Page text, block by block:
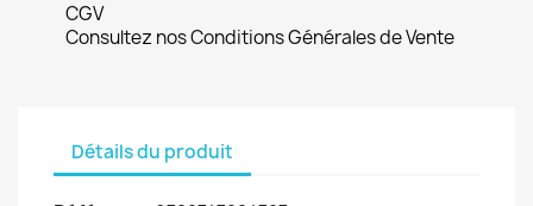
CGV
Consultez nos Conditions Générales de Vente
Détails du produit